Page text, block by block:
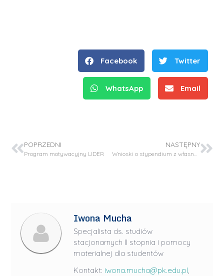
Facebook Twitter
WhatsApp Email
POPRZEDNI
Program motywacyjny LIDER
NASTĘPNY
Wnioski o stypendium z własnego funduszu stypendialnego
Iwona Mucha
Specjalista ds. studiów
stacjonarnych II stopnia i pomocy
materialnej dla studentów
Kontakt: iwona.mucha@pk.edu.pl,